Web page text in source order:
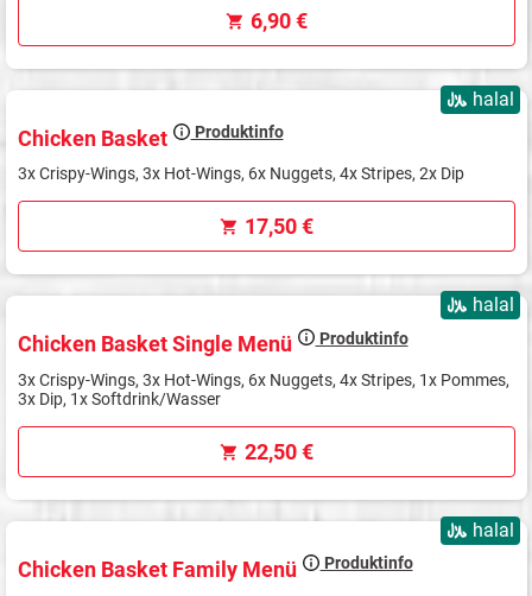
6,90 €
halal
Chicken Basket Produktinfo
3x Crispy-Wings, 3x Hot-Wings, 6x Nuggets, 4x Stripes, 2x Dip
17,50 €
halal
Chicken Basket Single Menü Produktinfo
3x Crispy-Wings, 3x Hot-Wings, 6x Nuggets, 4x Stripes, 1x Pommes,
3x Dip, 1x Softdrink/Wasser
22,50 €
halal
Chicken Basket Family Menü Produktinfo